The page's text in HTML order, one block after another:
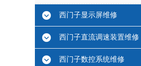
西门子显示屏维修
西门子直流调速装置维修
西门子数控系统维修